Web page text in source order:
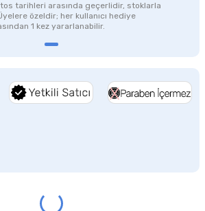
tarihleri arasında geçerlidir, stoklarla
Üyelere özeldir; her kullanıcı hediye
1 kez yararlanabilir.